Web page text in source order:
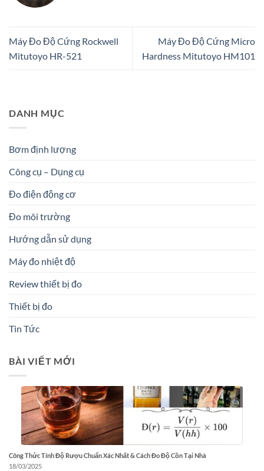
Máy Đo Độ Cứng Rockwell
Mitutoyo HR-521
Máy Đo Độ Cứng Micro
Hardness Mitutoyo HM101
DANH MỤC
Bơm định lượng
Công cụ – Dụng cụ
Đo điện động cơ
Đo môi trường
Hướng dẫn sử dụng
Máy đo nhiệt độ
Review thiết bị đo
Thiết bị đo
Tin Tức
BÀI VIẾT MỚI
Công Thức Tính Độ Rượu Chuẩn Xác Nhất & Cách Đo Độ Cồn Tại Nhà
18/03/2025